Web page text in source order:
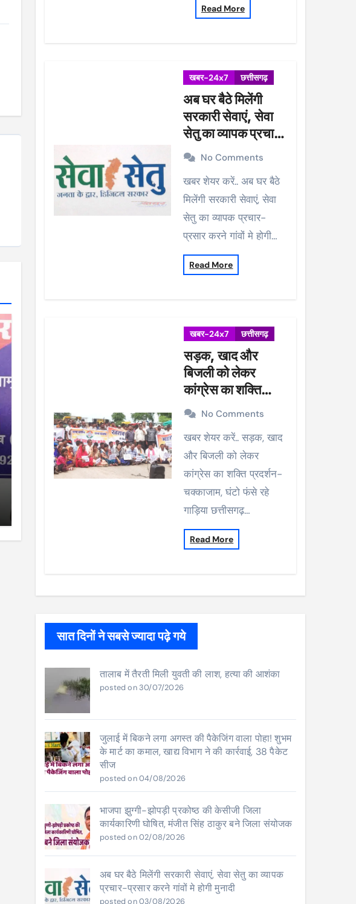
Read More
खबर-24x7 छत्तीसगढ़
अब घर बैठे मिलेंगी
सरकारी सेवाएं, सेवा
सेतु का व्यापक प्रचार-
प्रसार करने गांवों मे
होगी मुनादी
No Comments
खबर शेयर करें.. अब घर बैठे
मिलेंगी सरकारी सेवाएं, सेवा
सेतु का व्यापक प्रचार-
प्रसार करने गांवों मे होगी…
Read More
खबर-24x7 छत्तीसगढ़
सड़क, खाद और
बिजली को लेकर
कांग्रेस का शक्ति
प्रदर्शन-चक्काजाम,
घंटो फंसे रहे गाड़िया
No Comments
खबर शेयर करें.. सड़क, खाद
और बिजली को लेकर
कांग्रेस का शक्ति प्रदर्शन-
चक्काजाम, घंटो फंसे रहे
गाड़िया छत्तीसगढ़…
Read More
सात दिनों ने सबसे ज्यादा पढ़े गये
तालाब में तैरती मिली युवती की लाश, हत्या की आशंका
posted on 30/07/2026
जुलाई में बिकने लगा अगस्त की पैकेजिंग वाला पोहा! शुभम
के मार्ट का कमाल, खाद्य विभाग ने की कार्रवाई, 38 पैकेट
सीज
posted on 04/08/2026
भाजपा झुग्गी-झोपड़ी प्रकोष्ठ की केसीजी जिला
कार्यकारिणी घोषित, मंजीत सिंह ठाकुर बने जिला संयोजक
posted on 02/08/2026
अब घर बैठे मिलेंगी सरकारी सेवाएं, सेवा सेतु का व्यापक
प्रचार-प्रसार करने गांवों मे होगी मुनादी
posted on 03/08/2026